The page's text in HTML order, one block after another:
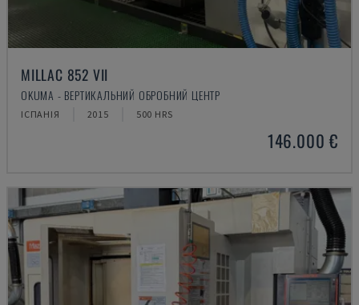
MILLAC 852 VII
OKUMA - ВЕРТИКАЛЬНИЙ ОБРОБНИЙ ЦЕНТР
ІСПАНІЯ 2015 500 HRS
146.000 €